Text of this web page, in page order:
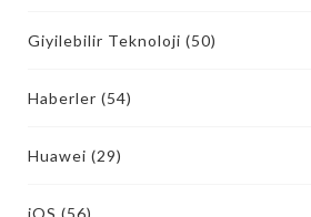
Giyilebilir Teknoloji (50)
Haberler (54)
Huawei (29)
iOS (56)